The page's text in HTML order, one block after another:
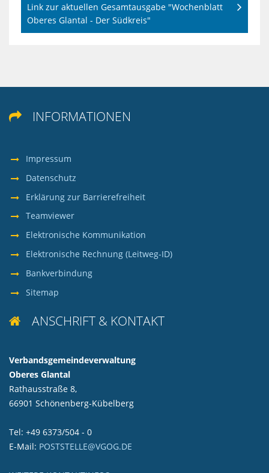
Link zur aktuellen Gesamtausgabe "Wochenblatt
Oberes Glantal - Der Südkreis"
 INFORMATIONEN
Impressum
Datenschutz
Erklärung zur Barrierefreiheit
Teamviewer
Elektronische Kommunikation
Elektronische Rechnung (Leitweg-ID)
Bankverbindung
Sitemap
 ANSCHRIFT & KONTAKT
Verbandsgemeindeverwaltung
Oberes Glantal
Rathausstraße 8,
66901 Schönenberg-Kübelberg
Tel: +49 6373/504 - 0
E-Mail: POSTSTELLE@VGOG.DE